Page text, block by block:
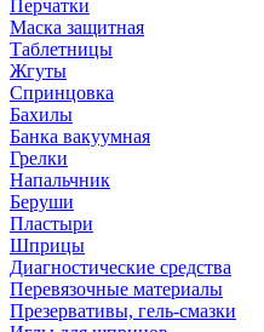
Перчатки
Маска защитная
Таблетницы
Жгуты
Спринцовка
Бахилы
Банка вакуумная
Грелки
Напальчник
Беруши
Пластыри
Шприцы
Диагностические средства
Перевязочные материалы
Презервативы, гель-смазки